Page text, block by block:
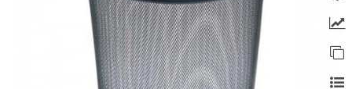
کارتریج و تونر
تجهیزات فروشگاهی و بانکی